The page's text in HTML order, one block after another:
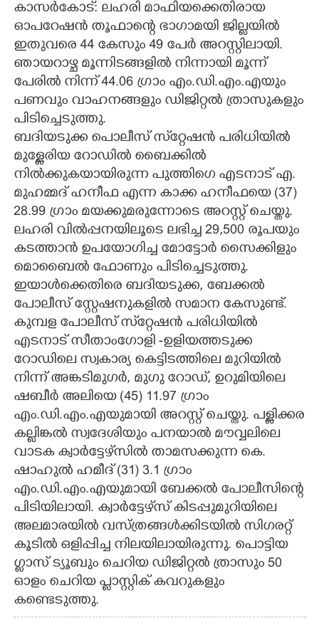
LITERATURE
ZOOM
CONTACT US
കാസർകോട്: ലഹരി മാഫിയക്കെതിരായ
ഓപറേഷൻ തൂഫാന്റെ ഭാഗാമയി ജില്ലയിൽ
ഇതുവരെ 44 കേസും 49 പേർ അറസ്റ്റിലായി.
ഞായറാഴ്ച മൂന്നിടങ്ങളിൽ നിന്നായി മൂന്ന്
പേരിൽ നിന്ന് 44.06 ഗ്രാം എം.ഡി.എം.എയും
പണവും വാഹനങ്ങളും ഡിജിറ്റൽ ത്രാസുകളും
പിടിച്ചെടുത്തു.
ബദിയടുക്ക പൊലീസ് സ്‌റ്റേഷൻ പരിധിയിൽ
മുള്ളേരിയ റോഡിൽ ബൈക്കിൽ
നിൽക്കുകയായിരുന്ന പുത്തിഗെ എടനാട് എ.
മുഹമ്മദ് ഹനീഫ എന്ന കാക്ക ഹനീഫയെ (37)
28.99 ഗ്രാം മയക്കുമരുന്നോടെ അറസ്റ്റ് ചെയ്തു.
ലഹരി വിൽപ്പനയിലൂടെ ലഭിച്ച 29,500 രൂപയും
കടത്താൻ ഉപയോഗിച്ച മോട്ടോർ സൈക്കിളും
മൊബൈൽ ഫോണും പിടിച്ചെടുത്തു.
ഇയാൾക്കെതിരെ ബദിയടുക്ക, ബേക്കൽ
പോലീസ് സ്റ്റേഷനുകളിൽ സമാന കേസുണ്ട്.
കുമ്പള പോലീസ് സ്‌റ്റേഷൻ പരിധിയിൽ
എടനാട് സീതാംഗോളി -ഉളിയത്തടുക്ക
റോഡിലെ സ്വകാര്യ കെട്ടിടത്തിലെ മുറിയിൽ
നിന്ന് അങ്കടിമുഗർ, മുഗു റോഡ്, ഉറുമിയിലെ
ഷബീർ അലിയെ (45) 11.97 ഗ്രാം
എം.ഡി.എം.എയുമായി അറസ്റ്റ് ചെയ്തു. പള്ളിക്കര
കല്ലിങ്കൽ സ്വദേശിയും പനയാൽ മൗവ്വലിലെ
വാടക ക്വാർട്ടേഴ്‌സിൽ താമസക്കുന്ന കെ.
ഷാഹുൽ ഹമീദ് (31) 3.1 ഗ്രാം
എം.ഡി.എം.എയുമായി ബേക്കൽ പോലീസിന്റെ
പിടിയിലായി. ക്വാർട്ടേഴ്‌സ് കിടപ്പുമുറിയിലെ
അലമാരയിൽ വസ്ത്രങ്ങൾക്കിടയിൽ സിഗരറ്റ്
കൂടിൽ ഒളിപ്പിച്ച നിലയിലായിരുന്നു. പൊട്ടിയ
ഗ്ലാസ് ട്യൂബും ചെറിയ ഡിജിറ്റൽ ത്രാസും 50
ഓളം ചെറിയ പ്ലാസ്റ്റിക് കവറുകളും
കണ്ടെടുത്തു.